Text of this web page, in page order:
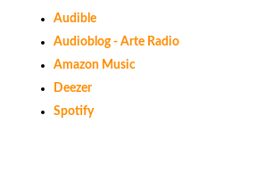
Audible
Audioblog - Arte Radio
Amazon Music
Deezer
Spotify